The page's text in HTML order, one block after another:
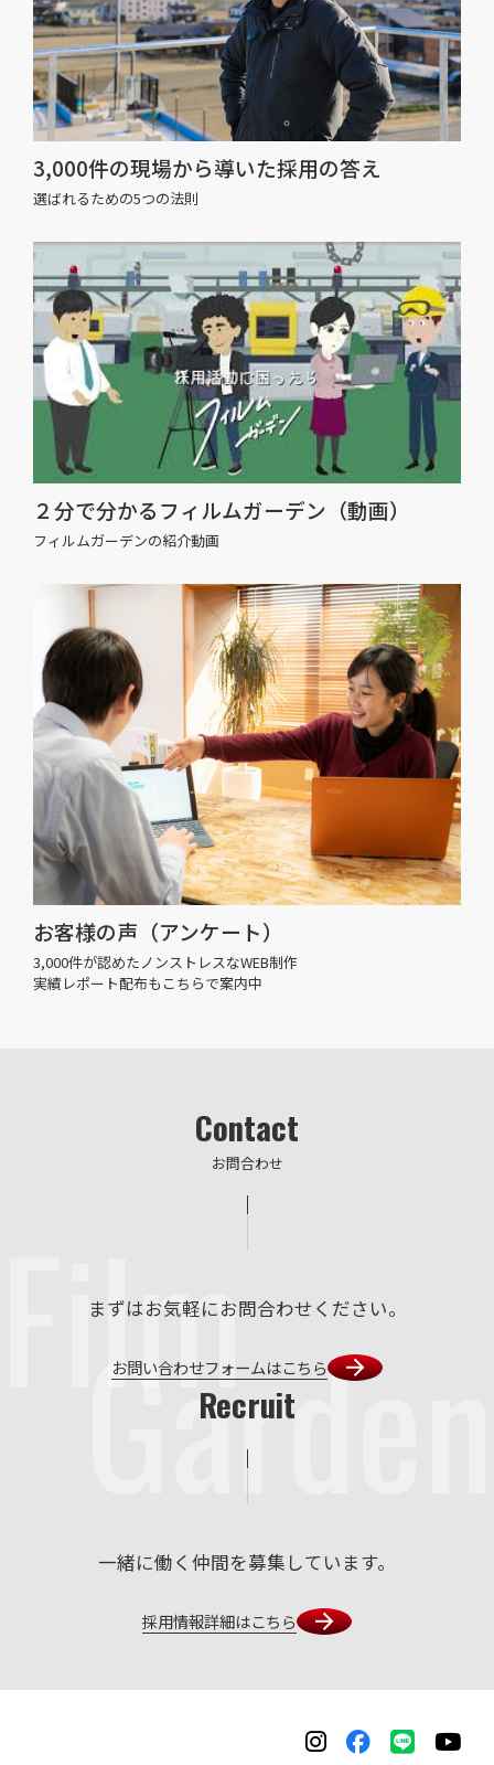
3,000件の現場から導いた採用の答え
選ばれるための5つの法則
２分で分かるフィルムガーデン（動画）
フィルムガーデンの紹介動画
お客様の声（アンケート）
3,000件が認めたノンストレスなWEB制作
実績レポート配布もこちらで案内中
Film
Garden
Contact
お問合わせ
まずはお気軽にお問合わせください。
お問い合わせフォームはこちら
Recruit
一緒に働く仲間を募集しています。
採用情報詳細はこちら